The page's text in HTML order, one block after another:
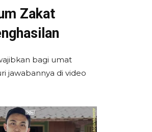
Zakat
bagi umat
jawabannya di video